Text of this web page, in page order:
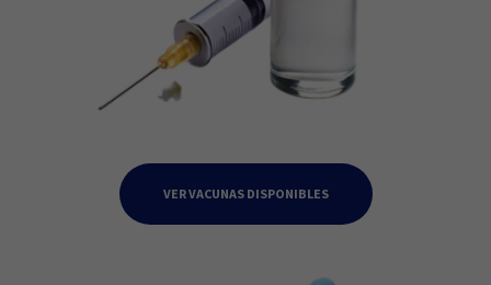
VER VACUNAS DISPONIBLES